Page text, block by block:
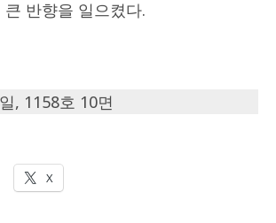
반향을 일으켰다.
, 1158호 10면
X